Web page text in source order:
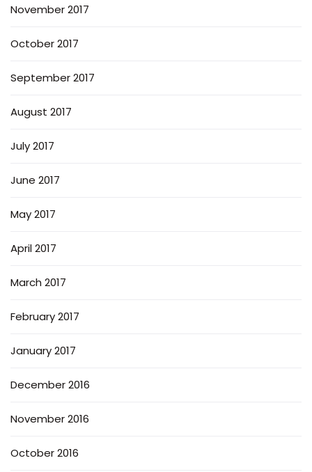
November 2017
October 2017
September 2017
August 2017
July 2017
June 2017
May 2017
April 2017
March 2017
February 2017
January 2017
December 2016
November 2016
October 2016